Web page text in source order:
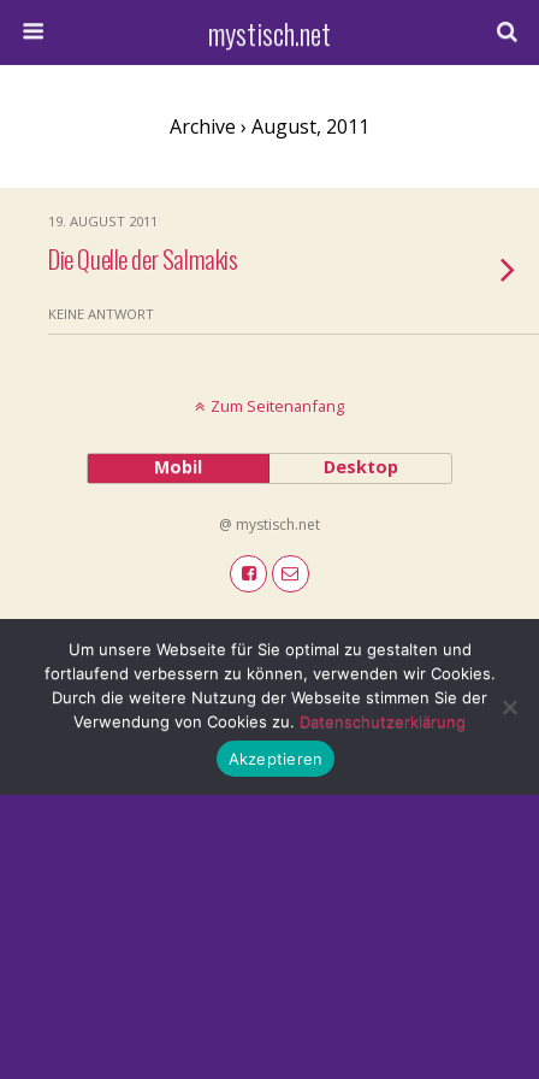
mystisch.net
Archive › August, 2011
19. AUGUST 2011
Die Quelle der Salmakis
KEINE ANTWORT
Zum Seitenanfang
Mobil Desktop
@ mystisch.net
Um unsere Webseite für Sie optimal zu gestalten und
fortlaufend verbessern zu können, verwenden wir Cookies.
Durch die weitere Nutzung der Webseite stimmen Sie der
Verwendung von Cookies zu. Datenschutzerklärung
Akzeptieren